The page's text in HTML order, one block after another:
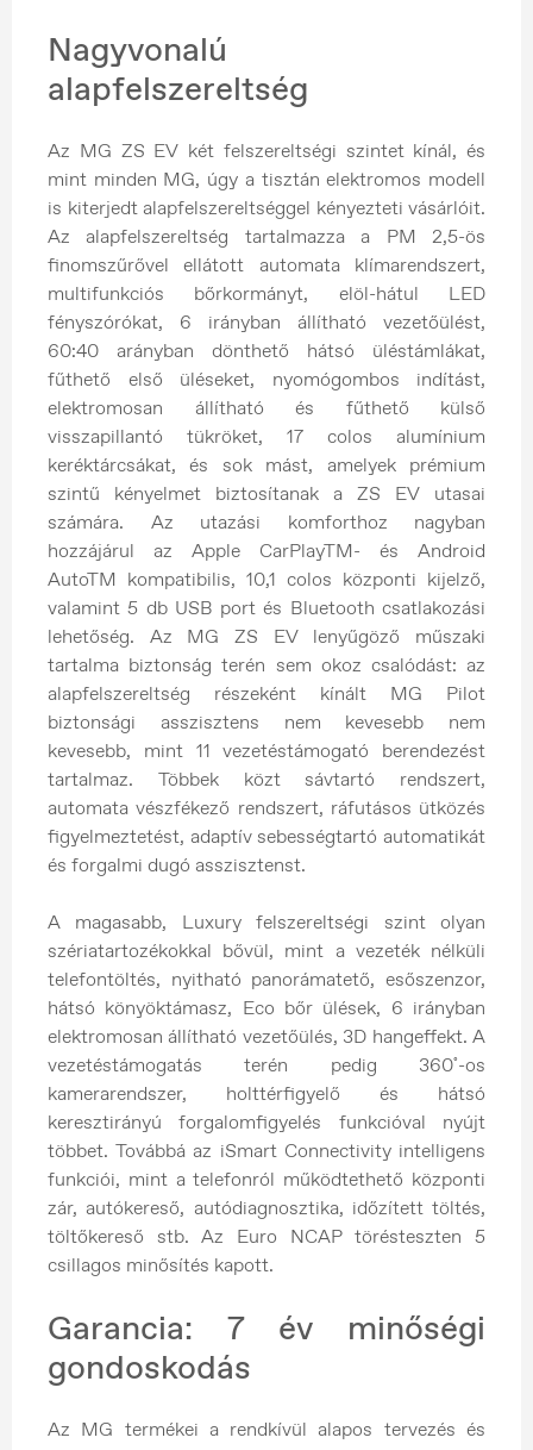
Nagyvonalú
alapfelszereltség
Az MG ZS EV két felszereltségi szintet kínál, és
mint minden MG, úgy a tisztán elektromos modell
is kiterjedt alapfelszereltséggel kényezteti vásárlóit.
Az alapfelszereltség tartalmazza a PM 2,5-ös
finomszűrővel ellátott automata klímarendszert,
multifunkciós bőrkormányt, elöl-hátul LED
fényszórókat, 6 irányban állítható vezetőülést,
60:40 arányban dönthető hátsó üléstámlákat,
fűthető első üléseket, nyomógombos indítást,
elektromosan állítható és fűthető külső
visszapillantó tükröket, 17 colos alumínium
keréktárcsákat, és sok mást, amelyek prémium
szintű kényelmet biztosítanak a ZS EV utasai
számára. Az utazási komforthoz nagyban
hozzájárul az Apple CarPlayTM- és Android
AutoTM kompatibilis, 10,1 colos központi kijelző,
valamint 5 db USB port és Bluetooth csatlakozási
lehetőség. Az MG ZS EV lenyűgöző műszaki
tartalma biztonság terén sem okoz csalódást: az
alapfelszereltség részeként kínált MG Pilot
biztonsági asszisztens nem kevesebb nem
kevesebb, mint 11 vezetéstámogató berendezést
tartalmaz. Többek közt sávtartó rendszert,
automata vészfékező rendszert, ráfutásos ütközés
figyelmeztetést, adaptív sebességtartó automatikát
és forgalmi dugó asszisztenst.
A magasabb, Luxury felszereltségi szint olyan
szériatartozékokkal bővül, mint a vezeték nélküli
telefontöltés, nyitható panorámatető, esőszenzor,
hátsó könyöktámasz, Eco bőr ülések, 6 irányban
elektromosan állítható vezetőülés, 3D hangeffekt. A
vezetéstámogatás terén pedig 360˚-os
kamerarendszer, holttérfigyelő és hátsó
keresztirányú forgalomfigyelés funkcióval nyújt
többet. Továbbá az iSmart Connectivity intelligens
funkciói, mint a telefonról működtethető központi
zár, autókereső, autódiagnosztika, időzített töltés,
töltőkereső stb. Az Euro NCAP törésteszten 5
csillagos minősítés kapott.
Garancia: 7 év minőségi
gondoskodás
Az MG termékei a rendkívül alapos tervezés és